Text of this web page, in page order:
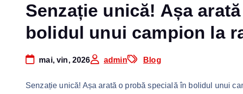
Senzație unică! Așa
bolidul unui campion la
mai, vin, 2026 admin Blog
Senzație unică! Așa arată o probă specială în bolidul unui